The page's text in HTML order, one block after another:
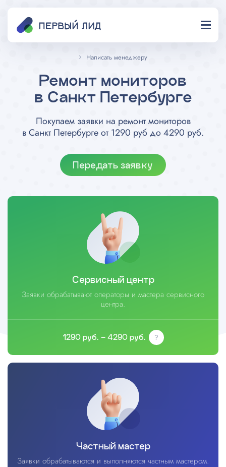
Написать менеджеру
Ремонт мониторов
в Санкт Петербурге
Покупаем заявки на ремонт мониторов
в Санкт Петербурге от 1290 руб до 4290 руб.
Передать заявку
Сервисный центр
Заявки обрабатывают операторы и мастера сервисного
центра.
1290 руб. – 4290 руб.
Частный мастер
Заявки обрабатываются и выполняются частным мастером.